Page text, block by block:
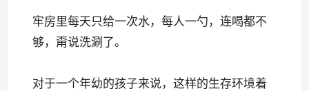
牢房里每天只给一次水，每人一勺，连喝都不
够，甭说洗涮了。
对于一个年幼的孩子来说，这样的生存环境着